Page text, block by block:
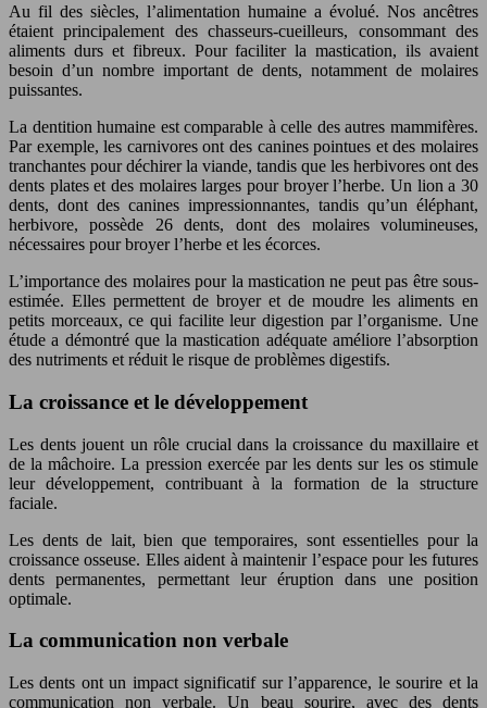
Au fil des siècles, l’alimentation humaine a évolué. Nos ancêtres
étaient principalement des chasseurs-cueilleurs, consommant des
aliments durs et fibreux. Pour faciliter la mastication, ils avaient
besoin d’un nombre important de dents, notamment de molaires
puissantes.
La dentition humaine est comparable à celle des autres mammifères.
Par exemple, les carnivores ont des canines pointues et des molaires
tranchantes pour déchirer la viande, tandis que les herbivores ont des
dents plates et des molaires larges pour broyer l’herbe. Un lion a 30
dents, dont des canines impressionnantes, tandis qu’un éléphant,
herbivore, possède 26 dents, dont des molaires volumineuses,
nécessaires pour broyer l’herbe et les écorces.
L’importance des molaires pour la mastication ne peut pas être sous-
estimée. Elles permettent de broyer et de moudre les aliments en
petits morceaux, ce qui facilite leur digestion par l’organisme. Une
étude a démontré que la mastication adéquate améliore l’absorption
des nutriments et réduit le risque de problèmes digestifs.
La croissance et le développement
Les dents jouent un rôle crucial dans la croissance du maxillaire et
de la mâchoire. La pression exercée par les dents sur les os stimule
leur développement, contribuant à la formation de la structure
faciale.
Les dents de lait, bien que temporaires, sont essentielles pour la
croissance osseuse. Elles aident à maintenir l’espace pour les futures
dents permanentes, permettant leur éruption dans une position
optimale.
La communication non verbale
Les dents ont un impact significatif sur l’apparence, le sourire et la
communication non verbale. Un beau sourire, avec des dents